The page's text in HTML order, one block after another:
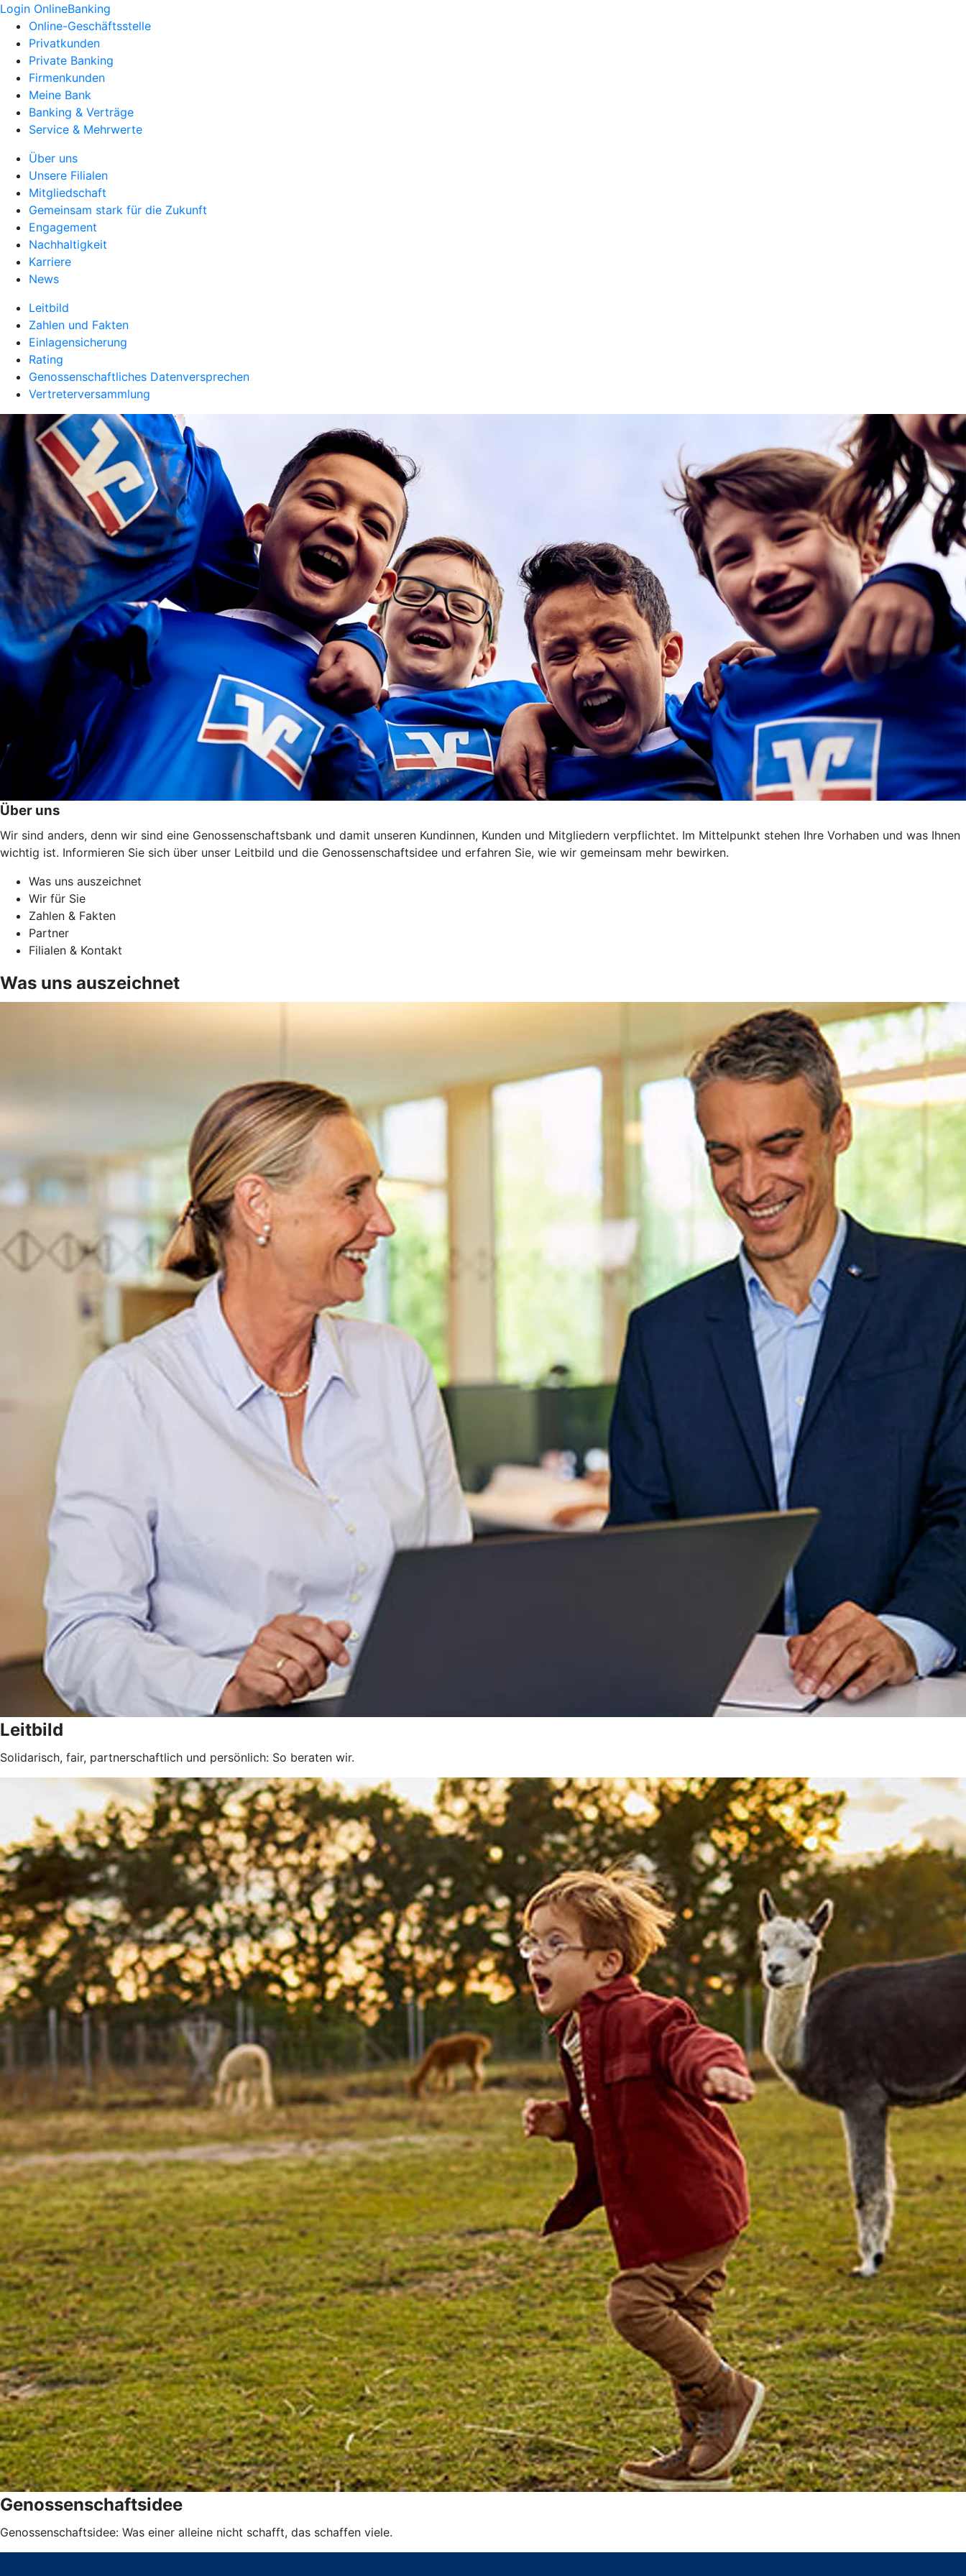
Login OnlineBanking
Online-Geschäftsstelle
Privatkunden
Private Banking
Firmenkunden
Meine Bank
Banking & Verträge
Service & Mehrwerte
Über uns
Unsere Filialen
Mitgliedschaft
Gemeinsam stark für die Zukunft
Engagement
Nachhaltigkeit
Karriere
News
Leitbild
Zahlen und Fakten
Einlagensicherung
Rating
Genossenschaftliches Datenversprechen
Vertreterversammlung
Über uns
Wir sind anders, denn wir sind eine Genossenschaftsbank und damit unseren Kundinnen, Kunden und Mitgliedern verpflichtet. Im Mittelpunkt stehen Ihre Vorhaben und was Ihnen
wichtig ist. Informieren Sie sich über unser Leitbild und die Genossenschaftsidee und erfahren Sie, wie wir gemeinsam mehr bewirken.
Was uns auszeichnet
Wir für Sie
Zahlen & Fakten
Partner
Filialen & Kontakt
Was uns auszeichnet
Leitbild
Solidarisch, fair, partnerschaftlich und persönlich: So beraten wir.
Genossenschaftsidee
Genossenschaftsidee: Was einer alleine nicht schafft, das schaffen viele.